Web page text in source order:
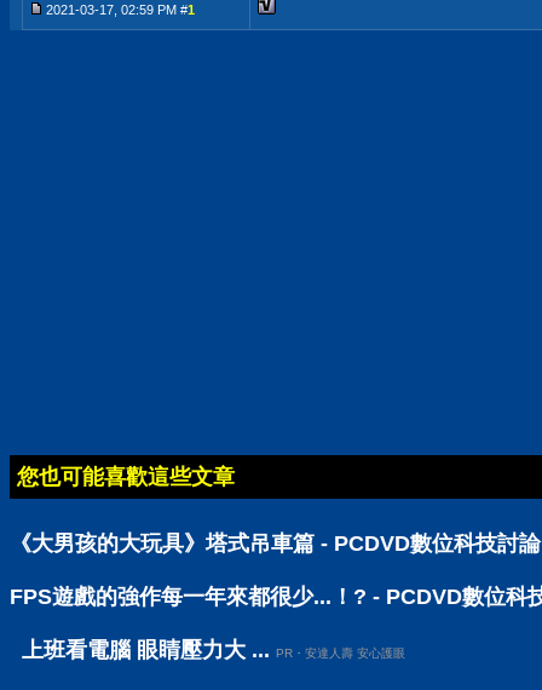
2021-03-17, 02:59 PM #1
您也可能喜歡這些文章
《大男孩的大玩具》塔式吊車篇 - PCDVD數位科技討
FPS遊戲的強作每一年來都很少...！? - PCDVD數位科
上班看電腦 眼睛壓力大 ... PR・安達人壽 安心護眼